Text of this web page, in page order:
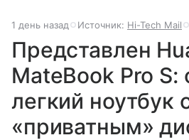
1 день назад Источник: Hi-Tech Mail
Представлен
MateBook Pro S:
легкий ноутбук
«приватным»